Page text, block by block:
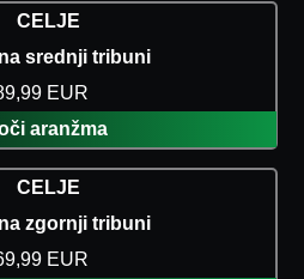
CELJE
srednji tribuni
EUR
aranžma
CELJE
zgornji tribuni
EUR